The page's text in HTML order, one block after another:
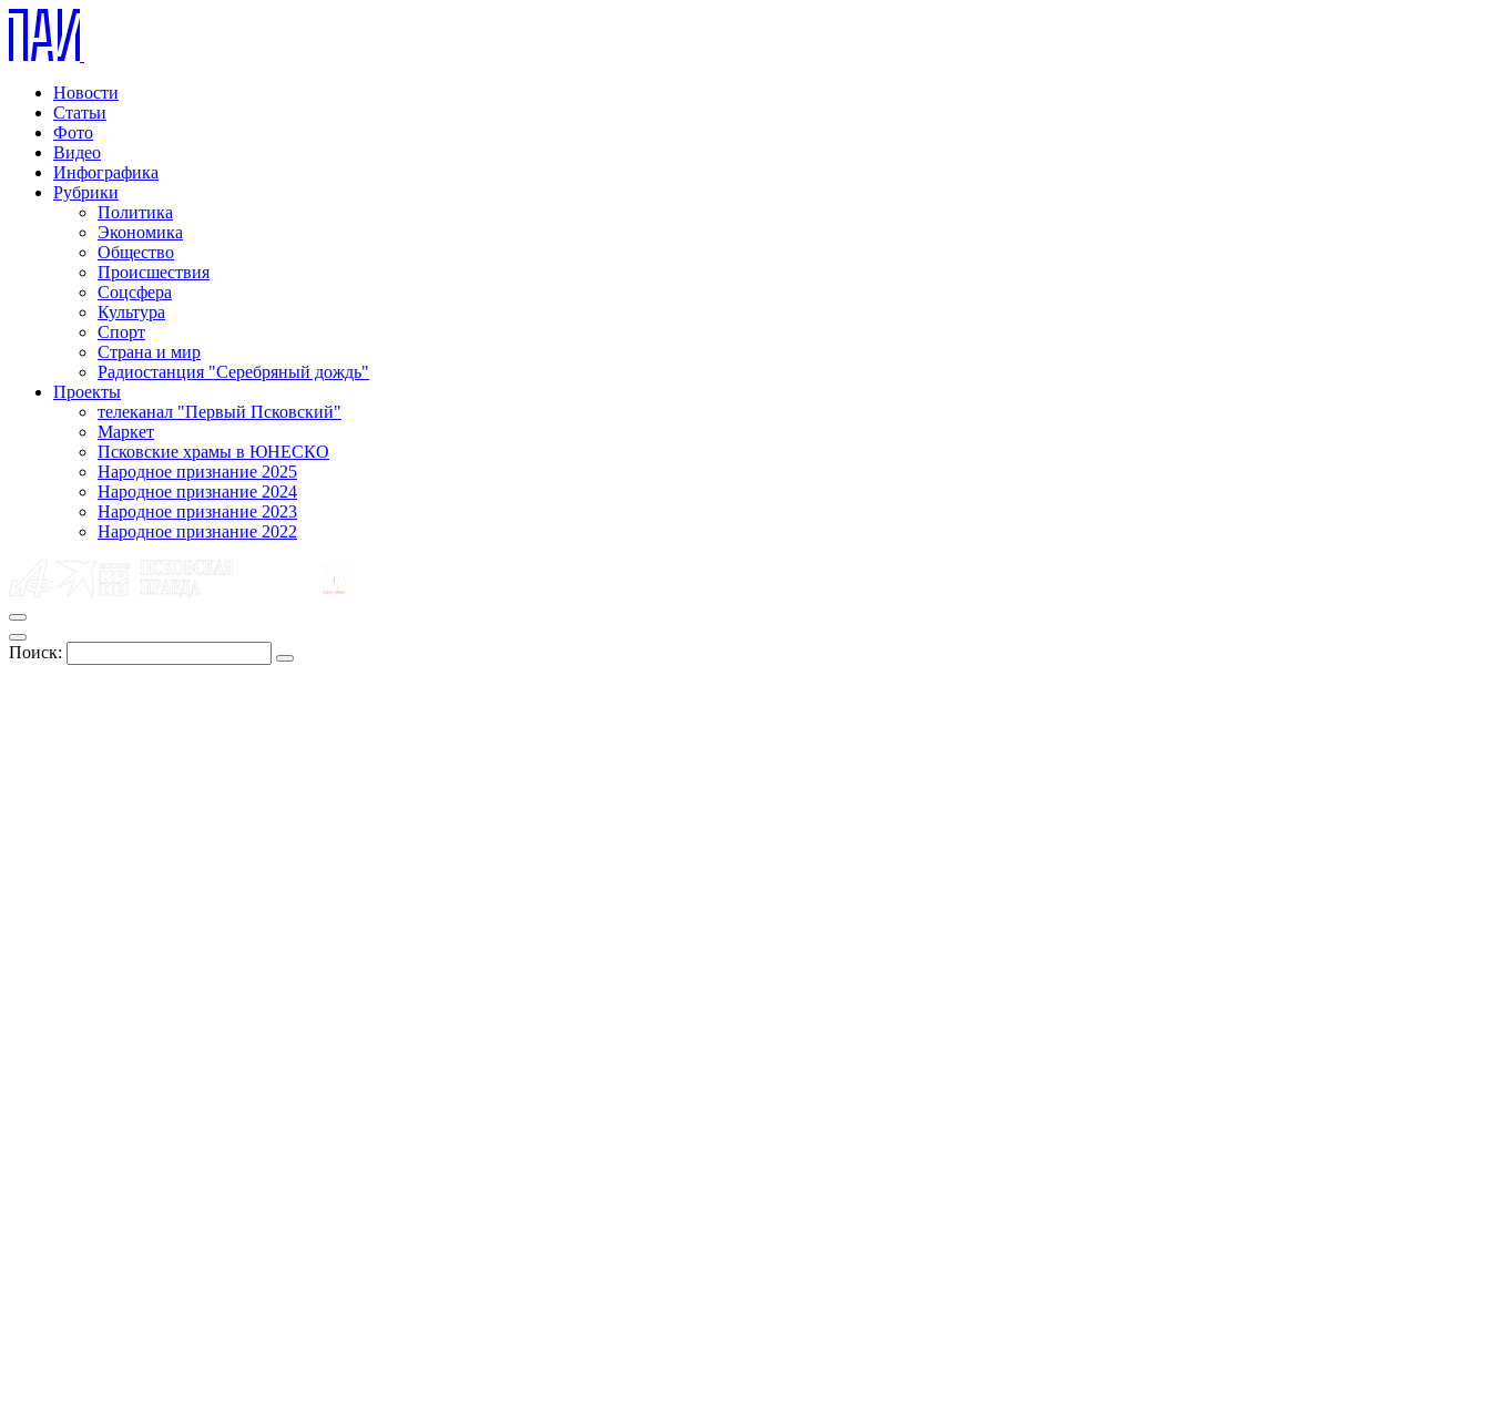
Новости
Статьи
Фото
Видео
Инфографика
Рубрики
Политика
Экономика
Общество
Происшествия
Соцсфера
Культура
Спорт
Страна и мир
Радиостанция "Серебряный дождь"
Проекты
телеканал "Первый Псковский"
Маркет
Псковские храмы в ЮНЕСКО
Народное признание 2025
Народное признание 2024
Народное признание 2023
Народное признание 2022
Поиск: